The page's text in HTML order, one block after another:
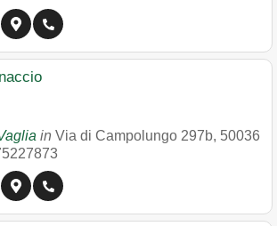
in Via di Campolungo 297b, 50036